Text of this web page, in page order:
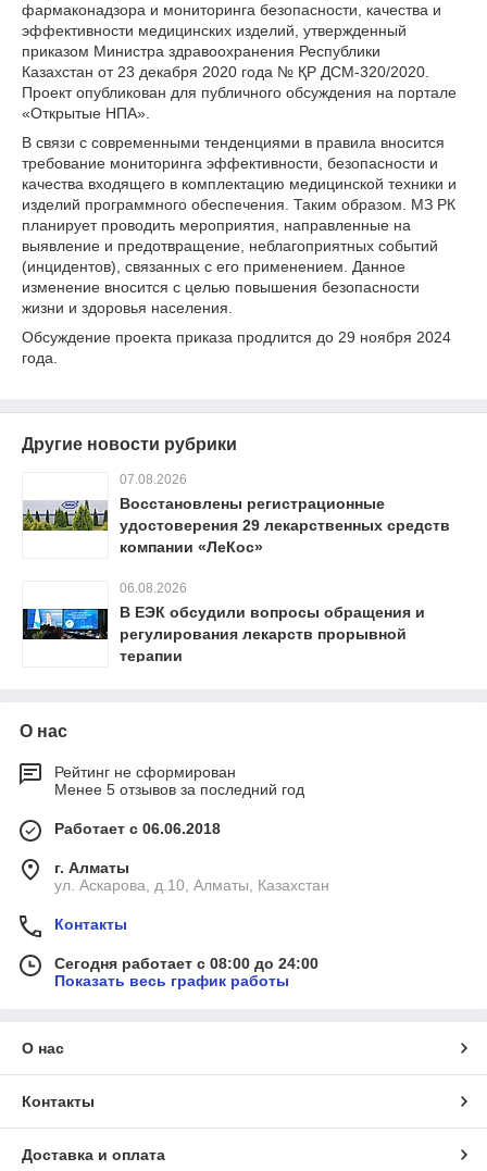
фармаконадзора и мониторинга безопасности, качества и
эффективности медицинских изделий, утвержденный
приказом Министра здравоохранения Республики
Казахстан от 23 декабря 2020 года № ҚР ДСМ-320/2020.
Проект опубликован для публичного обсуждения на портале
«Открытые НПА».
В связи с современными тенденциями в правила вносится
требование мониторинга эффективности, безопасности и
качества входящего в комплектацию медицинской техники и
изделий программного обеспечения. Таким образом. МЗ РК
планирует проводить мероприятия, направленные на
выявление и предотвращение, неблагоприятных событий
(инцидентов), связанных с его применением. Данное
изменение вносится с целью повышения безопасности
жизни и здоровья населения.
Обсуждение проекта приказа продлится до 29 ноября 2024
года.
Другие новости рубрики
07.08.2026
Восстановлены регистрационные
удостоверения 29 лекарственных средств
компании «ЛеКос»
06.08.2026
В ЕЭК обсудили вопросы обращения и
регулирования лекарств прорывной
терапии
О нас
Рейтинг не сформирован
Менее 5 отзывов за последний год
Работает с 06.06.2018
г. Алматы
ул. Аскарова, д.10, Алматы, Казахстан
Контакты
Сегодня работает с 08:00 до 24:00
Показать весь график работы
О нас
Контакты
Доставка и оплата